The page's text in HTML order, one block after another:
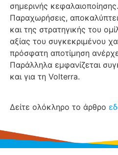
σημερινής
Παραχωρήσεις,
και της στρατηγικής του
αξίας του συγκεκριμένου
πρόσφατη αποτίμηση
Παράλληλα εμφανίζεται
και για τη Volterra.
Δείτε ολόκληρο το άρθρο